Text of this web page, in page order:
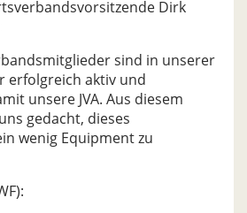
Dirk
sind in unserer
erfolgreich aktiv und
unsere JVA. Aus diesem
gedacht, dieses
wenig Equipment zu